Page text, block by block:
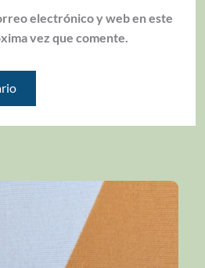
electrónico y web en este
vez que comente.